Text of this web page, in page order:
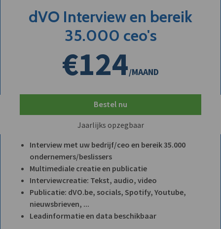
dVO Interview en bereik
35.000 ceo's
€124/MAAND
Bestel nu
Jaarlijks opzegbaar
Interview met uw bedrijf/ceo en bereik 35.000
ondernemers/beslissers
Multimediale creatie en publicatie
Interviewcreatie: Tekst, audio, video
Publicatie: dVO.be, socials, Spotify, Youtube,
nieuwsbrieven, ...
Leadinformatie en data beschikbaar